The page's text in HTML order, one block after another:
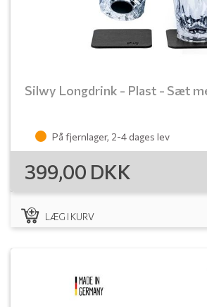
Silwy Longdrink - Plast - Sæt
På fjernlager, 2-4 dages lev
399,00 DKK
LÆG I KURV